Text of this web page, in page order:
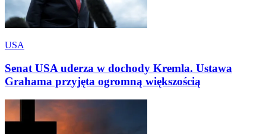
USA
Senat USA uderza w dochody Kremla. Ustawa
Grahama przyjęta ogromną większością